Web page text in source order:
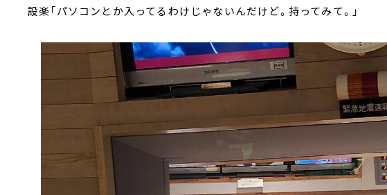
設楽「パソコンとか入ってるわけじゃないんだけど。持ってみて。」